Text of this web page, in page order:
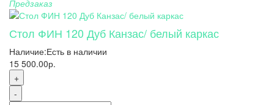
Предзаказ
Стол ФИН 120 Дуб Канзас/ белый каркас
Наличие:Есть в наличии
15 500.00р.
+
-